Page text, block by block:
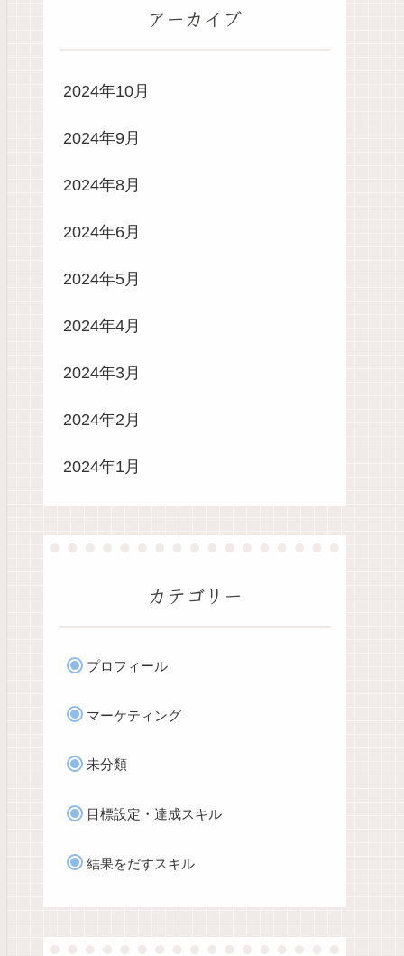
アーカイブ
2024年10月
2024年9月
2024年8月
2024年6月
2024年5月
2024年4月
2024年3月
2024年2月
2024年1月
カテゴリー
プロフィール
マーケティング
未分類
目標設定・達成スキル
結果をだすスキル